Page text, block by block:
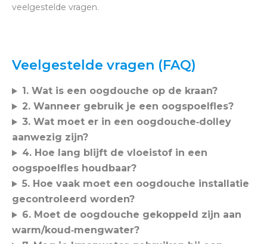
veelgestelde vragen.
Veelgestelde vragen (FAQ)
1. Wat is een oogdouche op de kraan?
2. Wanneer gebruik je een oogspoelfles?
3. Wat moet er in een oogdouche‑dolley
aanwezig zijn?
4. Hoe lang blijft de vloeistof in een
oogspoelfles houdbaar?
5. Hoe vaak moet een oogdouche installatie
gecontroleerd worden?
6. Moet de oogdouche gekoppeld zijn aan
warm/koud‑mengwater?